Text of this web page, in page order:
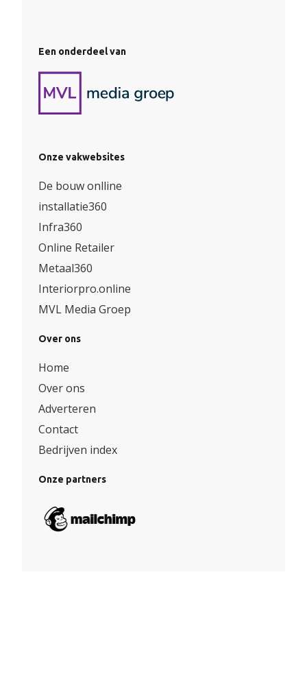
Een onderdeel van
Onze vakwebsites
De bouw onlline
installatie360
Infra360
Online Retailer
Metaal360
Interiorpro.online
MVL Media Groep
Over ons
Home
Over ons
Adverteren
Contact
Bedrijven index
Onze partners